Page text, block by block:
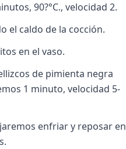
90?°C., velocidad 2.
el caldo de la cocción.
en el vaso.
de pimienta negra
1 minuto, velocidad 5-
enfriar y reposar en